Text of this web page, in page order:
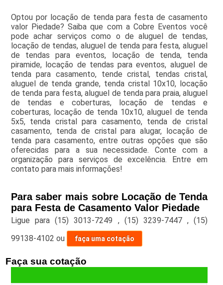
Optou por locação de tenda para festa de casamento
valor Piedade? Saiba que com a Cobre Eventos você
pode achar serviços como o de aluguel de tendas,
locação de tendas, aluguel de tenda para festa, aluguel
de tendas para eventos, locação de tenda, tenda
piramide, locação de tendas para eventos, aluguel de
tenda para casamento, tende cristal, tendas cristal,
aluguel de tenda grande, tenda cristal 10x10, locação
de tenda para festa, aluguel de tenda para praia, aluguel
de tendas e coberturas, locação de tendas e
coberturas, locação de tenda 10x10, aluguel de tenda
5x5, tenda cristal para casamento, tenda de cristal
casamento, tenda de cristal para alugar, locação de
tenda para casamento, entre outras opções que são
oferecidas para a sua necessidade. Conte com a
organização para serviços de excelência. Entre em
contato para mais informações!
Para saber mais sobre Locação de Tenda
para Festa de Casamento Valor Piedade
Ligue para(15) 3013-7249 , (15) 3239-7447 ,(15)
99138-4102 ou faça uma cotação
Faça sua cotação